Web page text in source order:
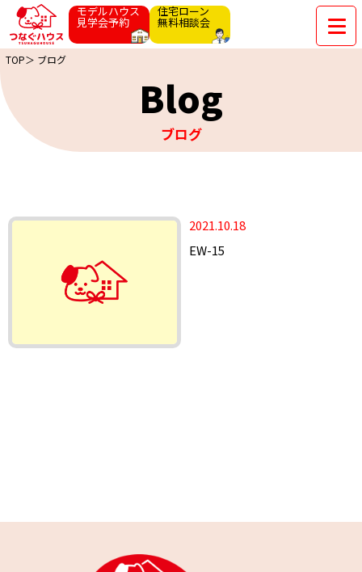
モデルハウス
見学会予約
住宅ローン
無料相談会
TOP＞ ブログ
Blog
ブログ
2021.10.18
EW-15